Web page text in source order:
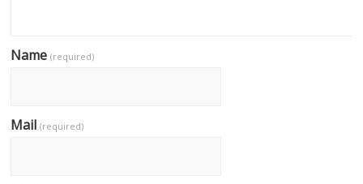
Name(required)
Mail(required)